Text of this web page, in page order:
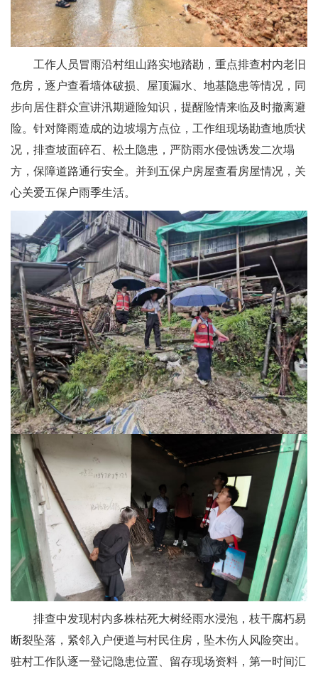
工作人员冒雨沿村组山路实地踏勘，重点排查村内老旧
危房，逐户查看墙体破损、屋顶漏水、地基隐患等情况，同
步向居住群众宣讲汛期避险知识，提醒险情来临及时撤离避
险。针对降雨造成的边坡塌方点位，工作组现场勘查地质状
况，排查坡面碎石、松土隐患，严防雨水侵蚀诱发二次塌
方，保障道路通行安全。 并到五保户房屋查看房屋情况，关
心关爱五保户雨季生活。
排查中发现村内多株枯死大树经雨水浸泡，枝干腐朽易
断裂坠落，紧邻入户便道与村民住房，坠木伤人风险突出。
驻村工作队逐一登记隐患位置、留存现场资料，第一时间汇